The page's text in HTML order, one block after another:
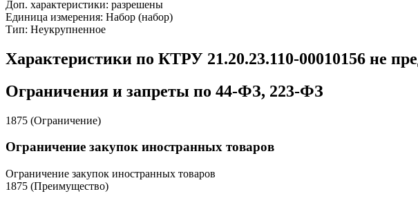
Доп. характеристики: разрешены
Единица измерения: Набор (набор)
Тип: Неукрупненное
Характеристики по КТРУ 21.20.23.110-00010156 не
Ограничения и запреты по 44-ФЗ, 223-ФЗ
1875 (Ограничение)
Ограничение закупок иностранных товаров
Ограничение закупок иностранных товаров
1875 (Преимущество)